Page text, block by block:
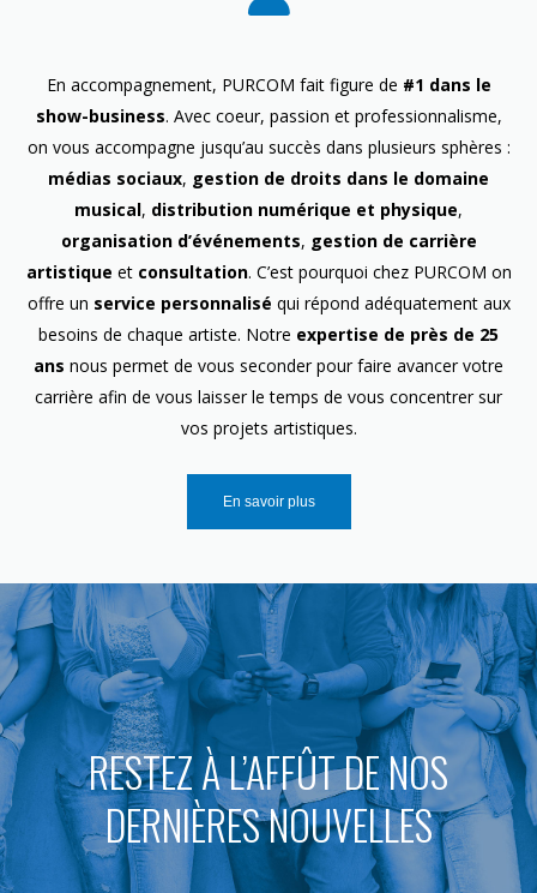
En accompagnement, PURCOM fait figure de #1 dans le
show-business. Avec coeur, passion et professionnalisme,
on vous accompagne jusqu’au succès dans plusieurs sphères :
médias sociaux, gestion de droits dans le domaine
musical, distribution numérique et physique,
organisation d’événements, gestion de carrière
artistique etconsultation. C’est pourquoi chez PURCOM on
offre un service personnalisé qui répond adéquatement aux
besoins de chaque artiste. Notre expertise de près de 25
ans nous permet de vous seconder pour faire avancer votre
carrière afin de vous laisser le temps de vous concentrer sur
vos projets artistiques.
En savoir plus
RESTEZ À L’AFFÛT DE NOS
DERNIÈRES NOUVELLES